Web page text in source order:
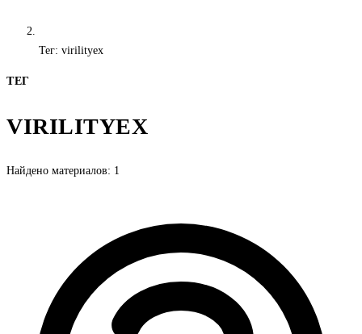
Тег: virilityex
ТЕГ
VIRILITYEX
Найдено материалов: 1